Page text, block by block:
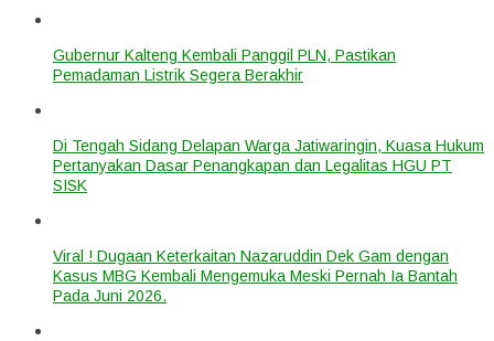
Gubernur Kalteng Kembali Panggil PLN, Pastikan
Pemadaman Listrik Segera Berakhir
Di Tengah Sidang Delapan Warga Jatiwaringin, Kuasa Hukum
Pertanyakan Dasar Penangkapan dan Legalitas HGU PT
SISK
Viral ! Dugaan Keterkaitan Nazaruddin Dek Gam dengan
Kasus MBG Kembali Mengemuka Meski Pernah Ia Bantah
Pada Juni 2026.